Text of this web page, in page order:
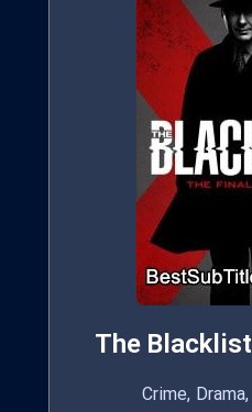
The